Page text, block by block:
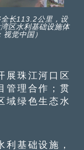
长113.2公里，设
区水利基础设施体
觉中国）
珠江河口区
管理合作；贯
域绿色生态水
基础设施，